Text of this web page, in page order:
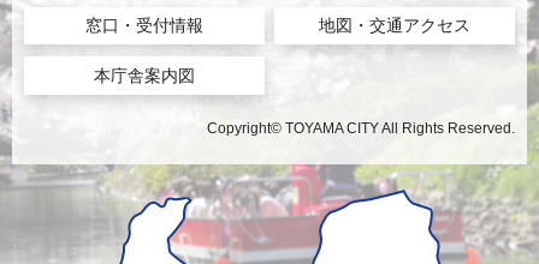
窓口・受付情報 地図・交通アクセス
本庁舎案内図
Copyright© TOYAMA CITY All Rights Reserved.